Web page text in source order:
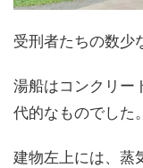
受刑者たちの数少
湯船はコンクリー
代的なものでした。
建物左上には、蒸